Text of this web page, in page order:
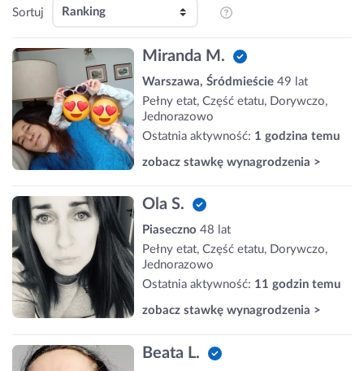
Sortuj
Miranda M.
Warszawa, Śródmieście 49 lat
Pełny etat, Część etatu, Dorywczo,
Jednorazowo
Ostatnia aktywność: 1 godzina temu
zobacz stawkę wynagrodzenia >
Ola S.
Piaseczno 48 lat
Pełny etat, Część etatu, Dorywczo,
Jednorazowo
Ostatnia aktywność: 11 godzin temu
zobacz stawkę wynagrodzenia >
Beata L.